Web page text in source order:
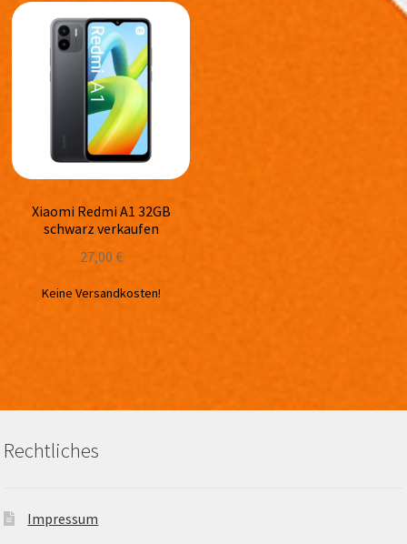
Xiaomi Redmi A1 32GB
schwarz verkaufen
27,00 €
Keine Versandkosten!
Rechtliches
Impressum